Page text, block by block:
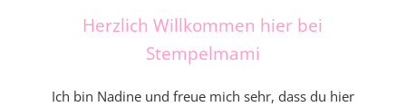
Herzlich Willkommen hier bei
Stempelmami
Ich bin Nadine und freue mich sehr, dass du hier